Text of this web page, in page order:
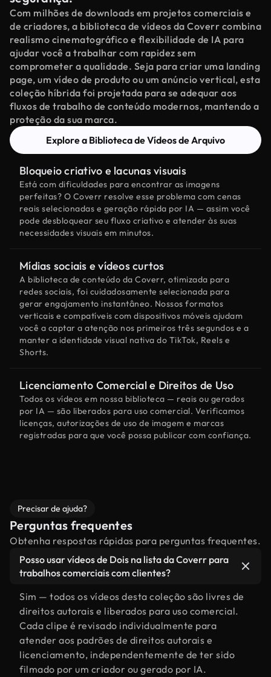
Com milhões de downloads em projetos comerciais e
de criadores, a biblioteca de vídeos da Coverr combina
realismo cinematográfico e flexibilidade de IA para
ajudar você a trabalhar com rapidez sem
comprometer a qualidade. Seja para criar uma landing
page, um vídeo de produto ou um anúncio vertical, esta
coleção híbrida foi projetada para se adequar aos
fluxos de trabalho de conteúdo modernos, mantendo a
proteção da sua marca.
Explore a Biblioteca de Vídeos de Arquivo
Bloqueio criativo e lacunas visuais
Está com dificuldades para encontrar as imagens
perfeitas? O Coverr resolve esse problema com cenas
reais selecionadas e geração rápida por IA — assim você
pode desbloquear seu fluxo criativo e atender às suas
necessidades visuais em minutos.
Mídias sociais e vídeos curtos
A biblioteca de conteúdo da Coverr, otimizada para
redes sociais, foi cuidadosamente selecionada para
gerar engajamento instantâneo. Nossos formatos
verticais e compatíveis com dispositivos móveis ajudam
você a captar a atenção nos primeiros três segundos e a
manter a identidade visual nativa do TikTok, Reels e
Shorts.
Licenciamento Comercial e Direitos de Uso
Todos os vídeos em nossa biblioteca — reais ou gerados
por IA — são liberados para uso comercial. Verificamos
licenças, autorizações de uso de imagem e marcas
registradas para que você possa publicar com confiança.
Precisar de ajuda?
Perguntas frequentes
Obtenha respostas rápidas para perguntas frequentes.
Posso usar vídeos de Dois na lista da Coverr para
trabalhos comerciais com clientes?
Sim — todos os vídeos desta coleção são livres de
direitos autorais e liberados para uso comercial.
Cada clipe é revisado individualmente para
atender aos padrões de direitos autorais e
licenciamento, independentemente de ter sido
filmado por um criador ou gerado por IA.